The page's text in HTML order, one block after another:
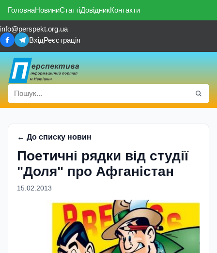
ГоловнаНовиниСтаттіДовідникКонтакти
info@perspekt.org.ua
ВхідРеєстрація
← До списку новин
Поетичні рядки від студії
"Доля" про Афганістан
15.02.2013